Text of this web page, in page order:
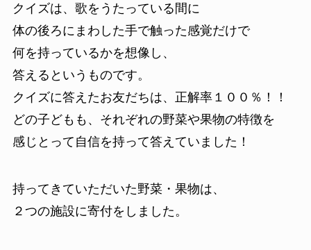
クイズは、歌をうたっている間に
体の後ろにまわした手で触った感覚だけで
何を持っているかを想像し、
答えるというものです。
クイズに答えたお友だちは、正解率１００％！！
どの子どもも、それぞれの野菜や果物の特徴を
感じとって自信を持って答えていました！
持ってきていただいた野菜・果物は、
２つの施設に寄付をしました。